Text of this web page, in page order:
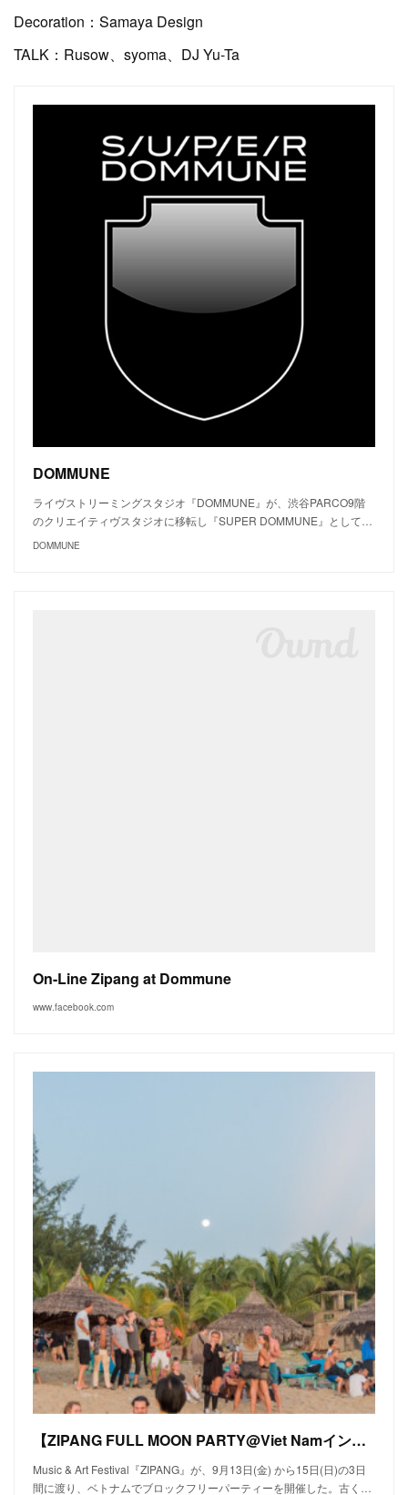
Decoration：Samaya Design
TALK：Rusow、syoma、DJ Yu-Ta
DOMMUNE
ライヴストリーミングスタジオ『DOMMUNE』が、渋谷PARCO9階
のクリエイティヴスタジオに移転し『SUPER DOMMUNE』として…
DOMMUNE
On-Line Zipang at Dommune
www.facebook.com
【ZIPANG FULL MOON PARTY@Viet Namインタビュー】パーティーによって人生を好転させる。
Music & Art Festival『ZIPANG』が、9月13日(金) から15日(日)の3日
間に渡り、ベトナムでブロックフリーパーティーを開催した。古く…